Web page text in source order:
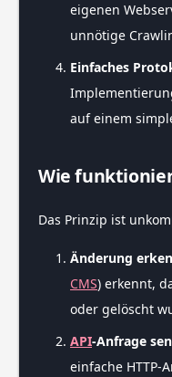
eigenen
unnötige
Einfaches
auf einem
Wie
Das Prinzip ist
Änderung
CMS) erkennt,
oder gelöscht
API-Anfrage
einfache HTTP-